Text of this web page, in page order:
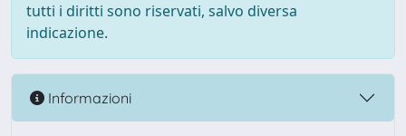
tutti i diritti sono riservati, salvo diversa
indicazione.
Informazioni